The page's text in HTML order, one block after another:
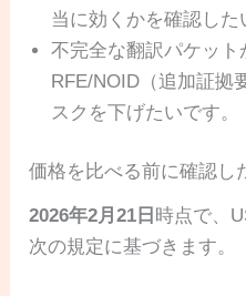
当に効くかを確認した
不完全な翻訳パケット
RFE/NOID（追加証拠
スクを下げたいです。
価格を比べる前に確認し
2026年2月21日 時点で、
次の規定に基づきます。